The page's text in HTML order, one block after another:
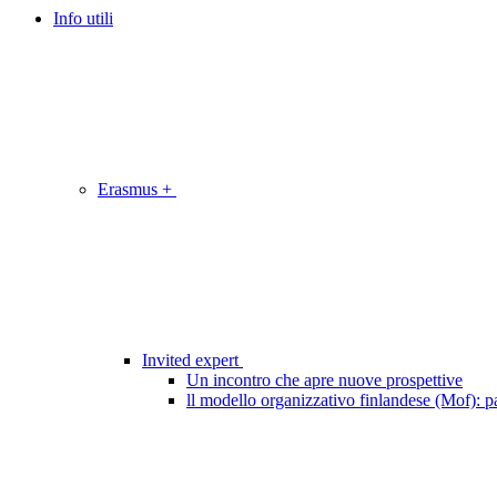
Info utili
Erasmus +
Invited expert
Un incontro che apre nuove prospettive
ll modello organizzativo finlandese (Mof):